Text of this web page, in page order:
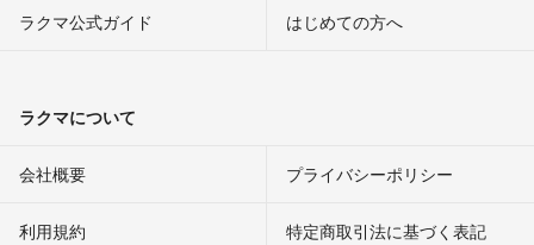
ラクマ公式ガイド はじめての方へ
ラクマについて
会社概要 プライバシーポリシー
利用規約 特定商取引法に基づく表記